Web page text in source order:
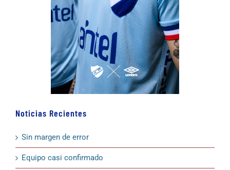
Noticias Recientes
Sin margen de error
Equipo casi confirmado